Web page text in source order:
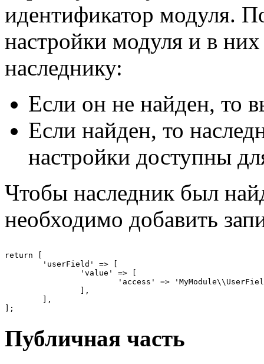
идентификатор модуля.
настройки модуля и в
наследнику:
Если он не найден, то
Если найден, то
настройки доступны
Чтобы наследник был
необходимо добавить
return [
Публичная часть